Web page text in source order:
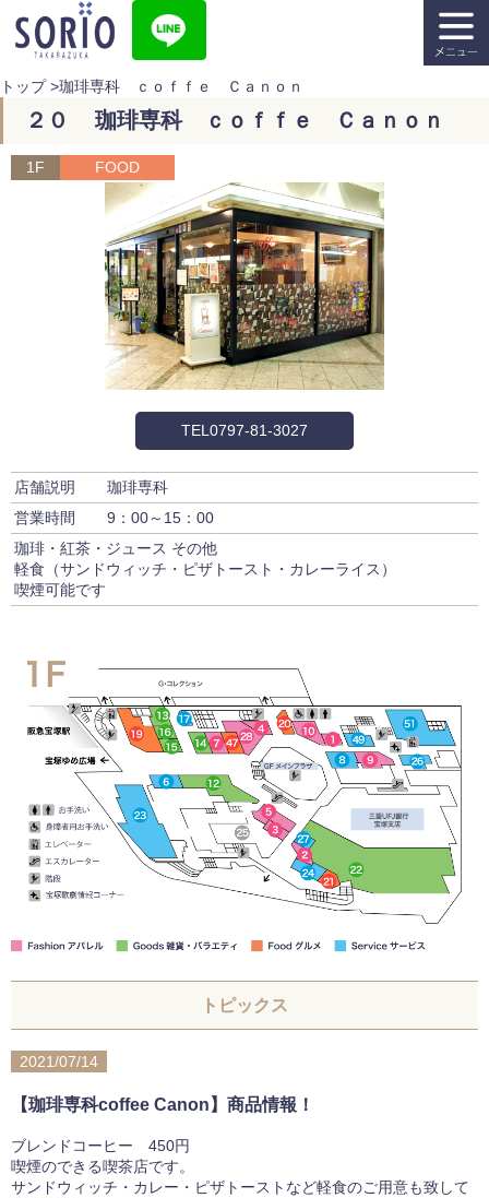
トップ>珈琲専科 ｃｏｆｆｅ Ｃａｎｏｎ
２０ 珈琲専科 ｃｏｆｆｅ Ｃａｎｏｎ
1F FOOD
TEL0797-81-3027
店舗説明
珈琲専科
営業時間
9：00～15：00
珈琲・紅茶・ジュース その他
軽食（サンドウィッチ・ピザトースト・カレーライス）
喫煙可能です
トピックス
2021/07/14
【珈琲専科coffee Canon】商品情報！
ブレンドコーヒー 450円
喫煙のできる喫茶店です。
サンドウィッチ・カレー・ピザトーストなど軽食のご用意も致して